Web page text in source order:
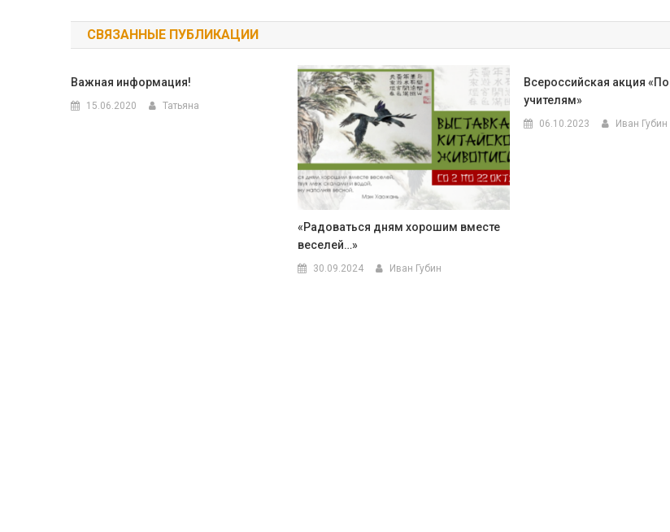
по
записям
СВЯЗАННЫЕ ПУБЛИКАЦИИ
Важная информация!
15.06.2020 Татьяна
«Радоваться дням хорошим вместе
веселей…»
30.09.2024 Иван Губин
Всероссийская акция
учителям»
06.10.2023 Иван Губин